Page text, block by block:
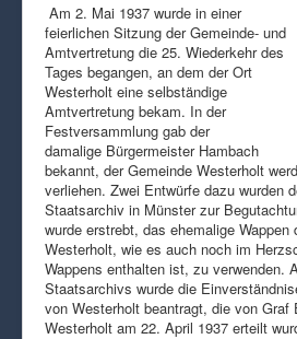
Am 2. Mai 1937 wurde in einer
feierlichen Sitzung der Gemeinde- und
Amtvertretung die 25. Wiederkehr des
Tages begangen, an dem der Ort
Westerholt eine selbständige
Amtvertretung bekam. In der
Festversammlung gab der
damalige Bürgermeister Hambach
bekannt, der Gemeinde Westerholt
verliehen. Zwei Entwürfe dazu wurden
Staatsarchiv in Münster zur
wurde erstrebt, das ehemalige Wappen
Westerholt, wie es auch noch im
Wappens enthalten ist, zu verwenden.
Staatsarchivs wurde die
von Westerholt beantragt, die von Graf
Westerholt am 22. April 1937 erteilt